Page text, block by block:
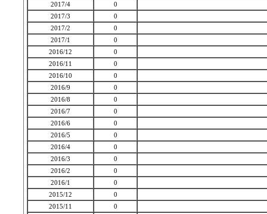
2017/4
0
2017/3
0
2017/2
0
2017/1
0
2016/12
0
2016/11
0
2016/10
0
2016/9
0
2016/8
0
2016/7
0
2016/6
0
2016/5
0
2016/4
0
2016/3
0
2016/2
0
2016/1
0
2015/12
0
2015/11
0